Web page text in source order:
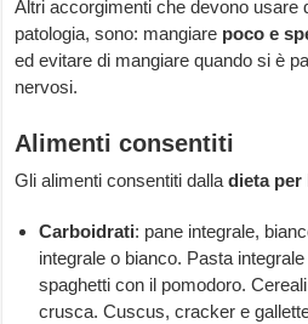
Altri accorgimenti che devono usare
patologia, sono: mangiare poco e
ed evitare di mangiare quando si è
nervosi.
Alimenti consentiti
Gli alimenti consentiti dalla dieta per
Carboidrati: pane integrale,
integrale o bianco. Pasta
spaghetti con il pomodoro.
crusca. Cuscus, cracker e